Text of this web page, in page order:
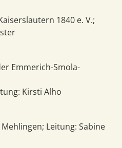
1840 e. V.;
Emmerich-Smola-
Kirsti Alho
Leitung: Sabine